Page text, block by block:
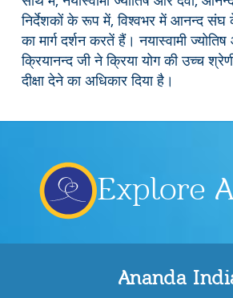
निर्देशकों के रूप में, विश्वभर में आनन्द संघ
का मार्ग दर्शन करतें हैं। नयास्वामी
क्रियानन्द जी ने क्रिया योग की उच्च
दीक्षा देने का अधिकार दिया है।
Explore
Ananda